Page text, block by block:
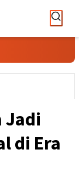
Jadi
di Era